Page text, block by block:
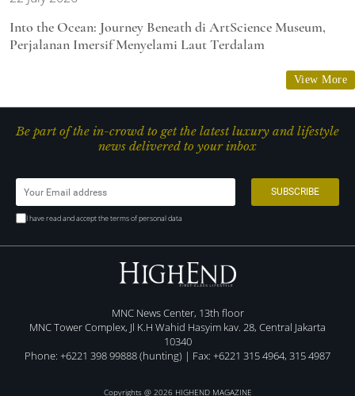
Into the Ocean: Journey Beneath di ArtScience Museum,
Perjalanan Imersif Menyelami Laut Terdalam
View More
Be part of the in-crowd to get the latest luxury and lifestyle
news delivered to your inbox
I have read and accept the terms of personal data
MNC News Center, 13th floor
MNC Tower Complex, Jl K.H Wahid Hasyim kav. 28, Central Jakarta
10340
Phone: +6221 398 99888 (hunting) | Fax: +6221 315 4964, 315 4987
Copyrights @ 2026 HIGHEND MAGAZINE